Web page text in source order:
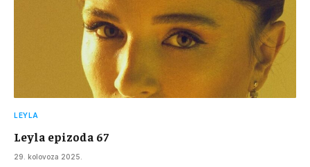
LEYLA
Leyla epizoda 67
29. kolovoza 2025.